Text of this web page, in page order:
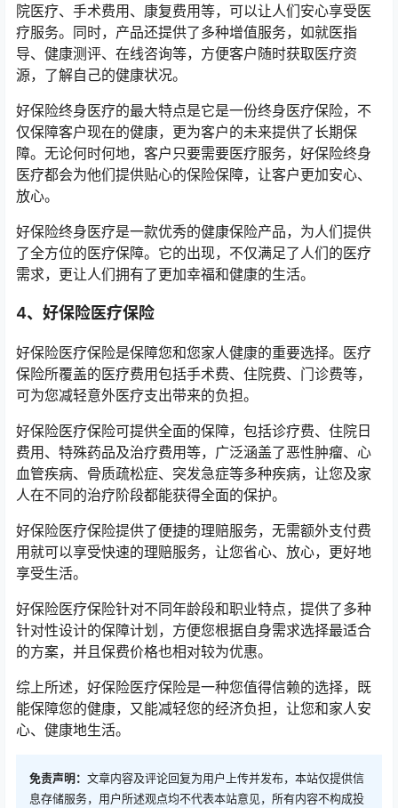
院医疗、手术费用、康复费用等，可以让人们安心享受医
疗服务。同时，产品还提供了多种增值服务，如就医指
导、健康测评、在线咨询等，方便客户随时获取医疗资
源，了解自己的健康状况。
好保险终身医疗的最大特点是它是一份终身医疗保险，不
仅保障客户现在的健康，更为客户的未来提供了长期保
障。无论何时何地，客户只要需要医疗服务，好保险终身
医疗都会为他们提供贴心的保险保障，让客户更加安心、
放心。
好保险终身医疗是一款优秀的健康保险产品，为人们提供
了全方位的医疗保障。它的出现，不仅满足了人们的医疗
需求，更让人们拥有了更加幸福和健康的生活。
4、好保险医疗保险
好保险医疗保险是保障您和您家人健康的重要选择。医疗
保险所覆盖的医疗费用包括手术费、住院费、门诊费等，
可为您减轻意外医疗支出带来的负担。
好保险医疗保险可提供全面的保障，包括诊疗费、住院日
费用、特殊药品及治疗费用等，广泛涵盖了恶性肿瘤、心
血管疾病、骨质疏松症、突发急症等多种疾病，让您及家
人在不同的治疗阶段都能获得全面的保护。
好保险医疗保险提供了便捷的理赔服务，无需额外支付费
用就可以享受快速的理赔服务，让您省心、放心，更好地
享受生活。
好保险医疗保险针对不同年龄段和职业特点，提供了多种
针对性设计的保障计划，方便您根据自身需求选择最适合
的方案，并且保费价格也相对较为优惠。
综上所述，好保险医疗保险是一种您值得信赖的选择，既
能保障您的健康，又能减轻您的经济负担，让您和家人安
心、健康地生活。
免责声明： 文章内容及评论回复为用户上传并发布，本站仅提供信
息存储服务，用户所述观点均不代表本站意见，所有内容不构成投